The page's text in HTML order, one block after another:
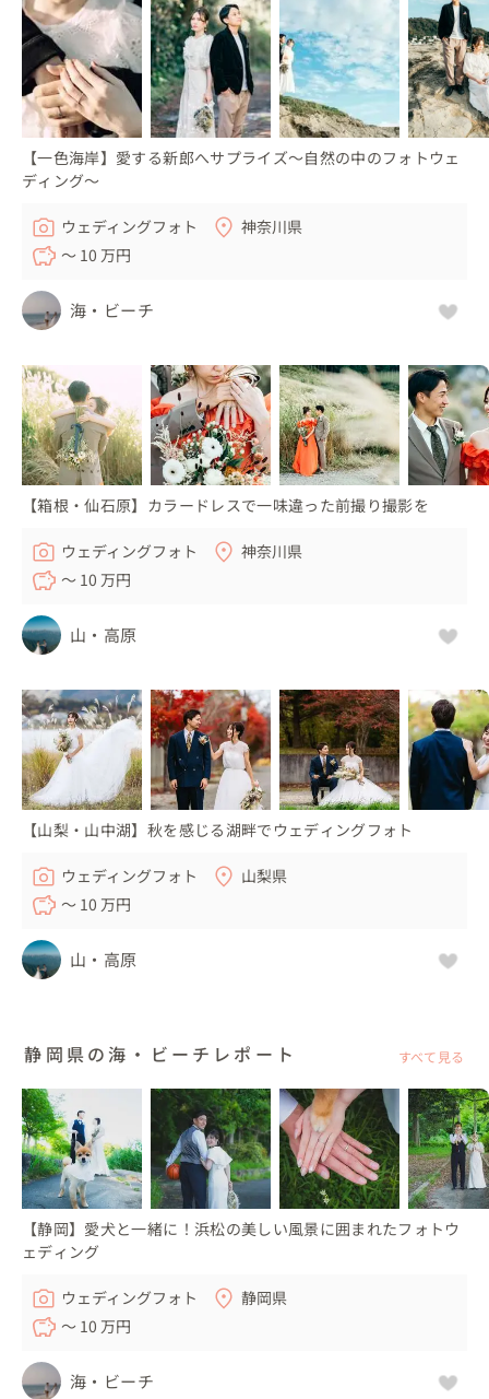
【一色海岸】愛する新郎へサプライズ〜自然の中のフォトウェ
ディング〜
ウェディングフォト
神奈川県
〜 10 万円
海・ビーチ
【箱根・仙石原】カラードレスで一味違った前撮り撮影を
ウェディングフォト
神奈川県
〜 10 万円
山・高原
【山梨・山中湖】秋を感じる湖畔でウェディングフォト
ウェディングフォト
山梨県
〜 10 万円
山・高原
静岡県の海・ビーチレポート すべて見る
【静岡】愛犬と一緒に！浜松の美しい風景に囲まれたフォトウ
ェディング
ウェディングフォト
静岡県
〜 10 万円
海・ビーチ